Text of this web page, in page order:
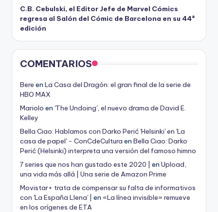
C.B. Cebulski, el Editor Jefe de Marvel Cómics
regresa al Salón del Cómic de Barcelona en su 44ª
edición
COMENTARIOS
Bere en La Casa del Dragón: el gran final de la serie de
HBO MAX
Mariolo en 'The Undoing', el nuevo drama de David E.
Kelley
Bella Ciao: Hablamos con Darko Perić 'Helsinki' en 'La
casa de papel' - ConCdeCultura en Bella Ciao: Darko
Perić (Helsinki) interpreta una versión del famoso himno
7 series que nos han gustado este 2020 |
en Upload,
una vida más allá | Una serie de Amazon Prime
Movistar+ trata de compensar su falta de informativos
con 'La España Llena' | en «La línea invisible» remueve
en los orígenes de ETA